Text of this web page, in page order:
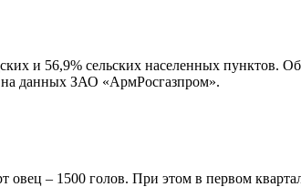
и 56,9% сельских населенных пунктов.
на данных ЗАО «АрмРосгазпром».
овец – 1500 голов. При этом в первом